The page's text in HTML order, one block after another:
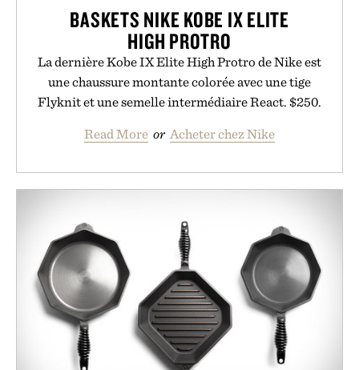
BASKETS NIKE KOBE IX ELITE
HIGH PROTRO
La dernière Kobe IX Elite High Protro de Nike est
une chaussure montante colorée avec une tige
Flyknit et une semelle intermédiaire React. $250.
Read More or Acheter chez Nike